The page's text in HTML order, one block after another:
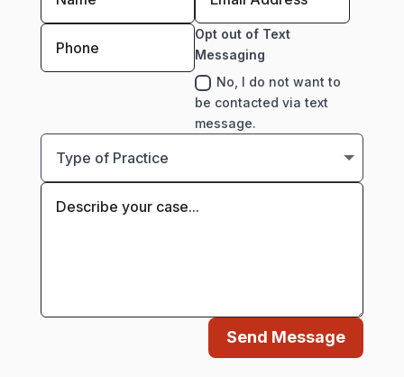
Opt out of Text
Messaging
No, I do not want to
be contacted via text
message.
Send Message